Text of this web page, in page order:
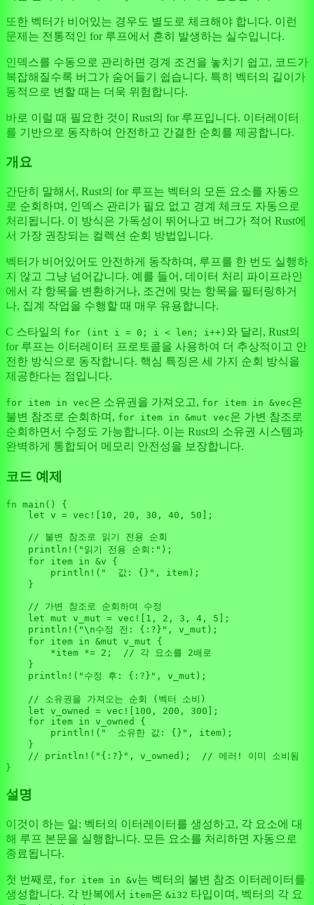
또한 벡터가 비어있는 경우도 별도로 체크해야 합니다. 이런
문제는 전통적인 for 루프에서 흔히 발생하는 실수입니다.
인덱스를 수동으로 관리하면 경계 조건을 놓치기 쉽고, 코드가
복잡해질수록 버그가 숨어들기 쉽습니다. 특히 벡터의 길이가
동적으로 변할 때는 더욱 위험합니다.
바로 이럴 때 필요한 것이 Rust의 for 루프입니다. 이터레이터
를 기반으로 동작하여 안전하고 간결한 순회를 제공합니다.
개요
간단히 말해서, Rust의 for 루프는 벡터의 모든 요소를 자동으
로 순회하며, 인덱스 관리가 필요 없고 경계 체크도 자동으로
처리됩니다. 이 방식은 가독성이 뛰어나고 버그가 적어 Rust에
서 가장 권장되는 컬렉션 순회 방법입니다.
벡터가 비어있어도 안전하게 동작하며, 루프를 한 번도 실행하
지 않고 그냥 넘어갑니다. 예를 들어, 데이터 처리 파이프라인
에서 각 항목을 변환하거나, 조건에 맞는 항목을 필터링하거
나, 집계 작업을 수행할 때 매우 유용합니다.
C 스타일의 for (int i = 0; i < len; i++) 와 달리, Rust의
for 루프는 이터레이터 프로토콜을 사용하여 더 추상적이고 안
전한 방식으로 동작합니다. 핵심 특징은 세 가지 순회 방식을
제공한다는 점입니다.
for item in vec은 소유권을 가져오고, for item in &vec은
불변 참조로 순회하며, for item in &mut vec은 가변 참조로
순회하면서 수정도 가능합니다. 이는 Rust의 소유권 시스템과
완벽하게 통합되어 메모리 안전성을 보장합니다.
코드 예제
fn main () {
let
v = vec! [ 10 , 20 , 30 , 40 , 50 ];
// 불변 참조로 읽기 전용 순회
println! ( "읽기 전용 순회:" );
for item in &v {
println! ( "  값: {}" , item);
    }
// 가변 참조로 순회하며 수정
let mut v_mut = vec! [ 1 , 2 , 3 , 4 , 5 ];
println! ( "\n수정 전: {:?}" , v_mut);
for item in &mut v_mut {
        *item *=
2 ;
// 각 요소를 2배로
    }
println! ( "수정 후: {:?}" , v_mut);
// 소유권을 가져오는 순회 (벡터 소비)
let
v_owned = vec! [ 100 , 200 , 300 ];
for item in v_owned {
println! ( "  소유한 값: {}" , item);
    }
// println!("{:?}", v_owned);  // 에러! 이미 소비됨
설명
이것이 하는 일: 벡터의 이터레이터를 생성하고, 각 요소에 대
해 루프 본문을 실행합니다. 모든 요소를 처리하면 자동으로
종료됩니다.
첫 번째로, for item in &v는 벡터의 불변 참조 이터레이터를
생성합니다. 각 반복에서 item은 &i32 타입이며, 벡터의 각 요